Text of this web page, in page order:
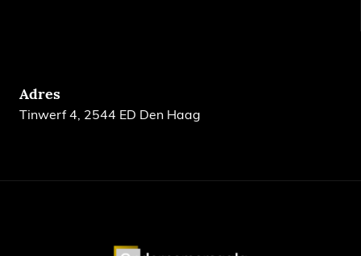
Adres
Tinwerf 4, 2544 ED Den Haag